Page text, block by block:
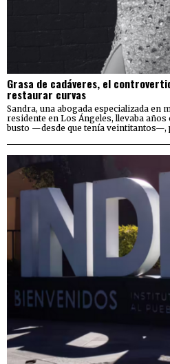
Grasa de cadáveres, el
restaurar curvas
Sandra, una abogada especializada en
residente en Los Ángeles, llevaba
busto —desde que tenía veintitantos—,